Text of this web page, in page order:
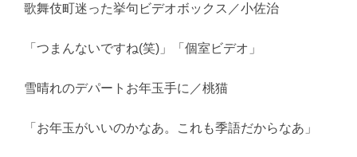
歌舞伎町迷った挙句ビデオボックス／小佐治
「つまんないですね(笑)」「個室ビデオ」
雪晴れのデパートお年玉手に／桃猫
「お年玉がいいのかなあ。これも季語だからなあ」